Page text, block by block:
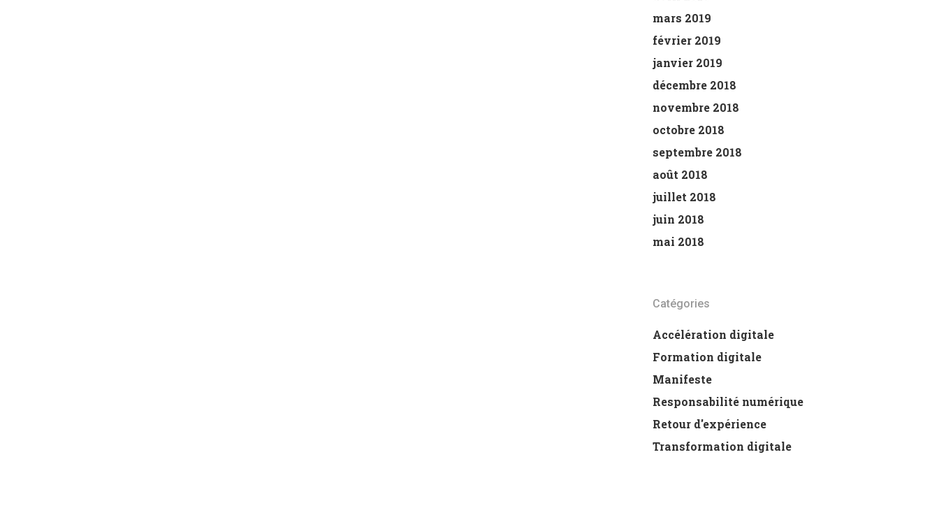
mars 2019
février 2019
janvier 2019
décembre 2018
novembre 2018
octobre 2018
septembre 2018
août 2018
juillet 2018
juin 2018
mai 2018
Catégories
Accélération digitale
Formation digitale
Manifeste
Responsabilité numérique
Retour d'expérience
Transformation digitale